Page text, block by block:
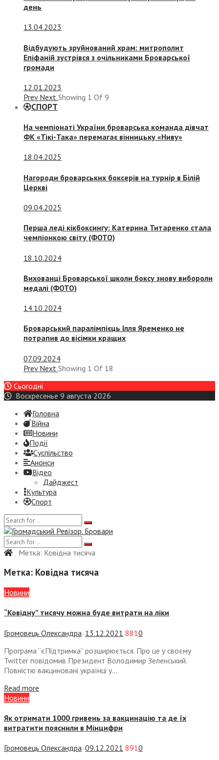
день
13.04.2023
Відбудують зруйнований храм: митрополит
Епіфаній зустрівся з очільниками Броварської
громади
12.01.2023
Prev Next Showing 1 Of 9
СПОРТ
На чемпіонаті України броварська команда дівчат
ФК «Тікі-Така» перемагає вінницьку «Ниву»
18.04.2025
Нагороди броварських боксерів на турнір в Білій
Церкві
09.04.2025
Перша леді кікбоксингу: Катерина Титаренко стала
чемпіонкою світу (ФОТО)
18.10.2024
Вихованці Броварської школи боксу знову вибороли
медалі (ФОТО)
14.10.2024
Броварський паралімпієць Ілля Яременко не
потрапив до вісімки кращих
07.09.2024
Prev Next Showing 1 Of 18
Сьогодні
Воскресенье 9 августа 2026
Головна
Війна
Новини
Події
Суспiльство
Анонси
Відео
Дайджест
Культура
Спорт
Метка: Ковідна тисяча
Метка: Ковідна тисяча
Новини
“Ковідну” тисячу можна буде витрати на ліки
Громовець Олександра — 13.12.2021 8810
Програма “єПідтримка” розширюється. Про це у своєму
Twitter повідомив Президент Володимир Зеленський.
Повністю вакциновані українці у...
Read more
Новини
Як отримати 1000 гривень за вакцинацію та де їх
витратити пояснили в Мінцифри
Громовець Олександра—09.12.2021 8910